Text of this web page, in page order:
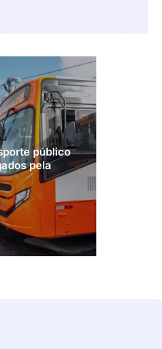
público
pela